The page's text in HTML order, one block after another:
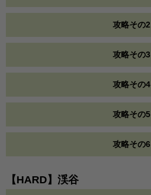
攻略その2
攻略その3
攻略その4
攻略その5
攻略その6
【HARD】渓谷